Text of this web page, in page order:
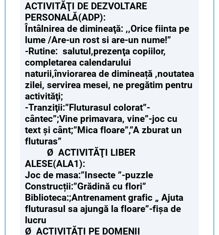
ACTIVITĂŢI DE DEZVOLTARE
PERSONALĂ(ADP):
Întâlnirea de dimineaţă: ,,Orice fiinta pe
lume /Are-un rost si are-un nume!”
-Rutine: salutul,prezenţa copiilor,
completarea calendarului
naturii,înviorarea de dimineață ,noutatea
zilei, servirea mesei, ne pregătim pentru
activităţi;
-Tranziţii:”Fluturasul colorat”-
cântec”;Vine primavara, vine”-joc cu
text și cânt;”Mica floare”,”A zburat un
fluturas”
Ø ACTIVITĂŢI LIBER
ALESE(ALA1):
Joc de masa:”Insecte ”-puzzle
Construcții:”Grădină cu flori”
Biblioteca:;Antrenament grafic „ Ajuta
fluturasul sa ajungă la floare”-fișa de
lucru
Ø ACTIVITĂŢI PE DOMENII